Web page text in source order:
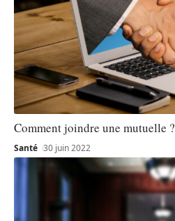
Comment joindre une mutuelle ?
Santé 30 juin 2022